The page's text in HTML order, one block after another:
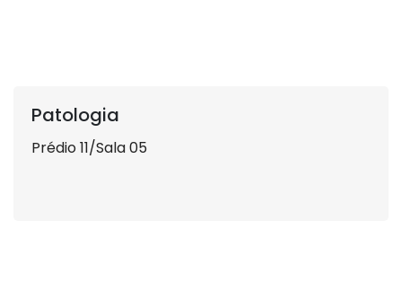
Patologia
Prédio 11/Sala 05